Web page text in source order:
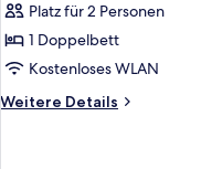
Platz für 2 Personen
1 Doppelbett
Kostenloses WLAN
Weitere Details
Weitere